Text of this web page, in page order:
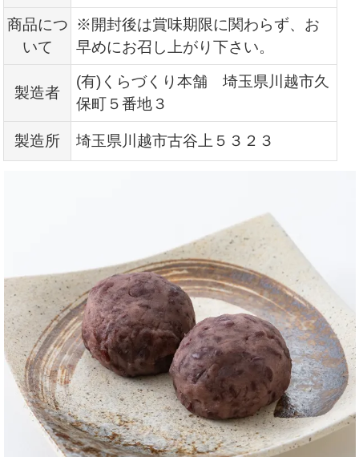
商品につ
いて
※開封後は賞味期限に関わらず、お
早めにお召し上がり下さい。
製造者
(有)くらづくり本舗 埼玉県川越市久
保町５番地３
製造所 埼玉県川越市古谷上５３２３